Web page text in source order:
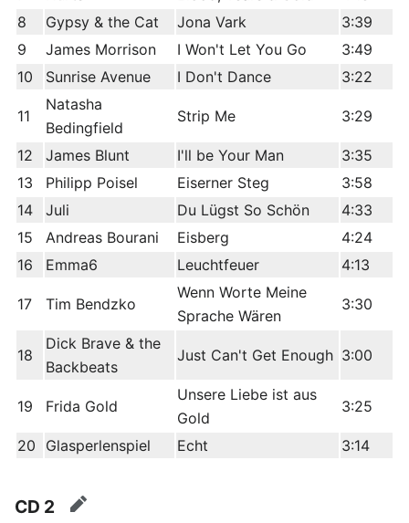
8
Gypsy & the Cat Jona Vark
3:39
9
James Morrison I Won't Let You Go
3:49
10
Sunrise Avenue I Don't Dance 3:22
11
Natasha
Bedingfield
Strip Me 3:29
12 James Blunt I'll be Your Man
3:35
13
Philipp Poisel Eiserner Steg
3:58
14
Juli Du Lügst So Schön
4:33
15
Andreas Bourani Eisberg
4:24
16
Emma6 Leuchtfeuer 4:13
17 Tim Bendzko
Wenn Worte Meine
Sprache Wären
3:30
18
Dick Brave & the
Backbeats
Just Can't Get Enough 3:00
19 Frida Gold
Unsere Liebe ist aus
Gold
3:25
20 Glasperlenspiel Echt 3:14
CD 2 edit